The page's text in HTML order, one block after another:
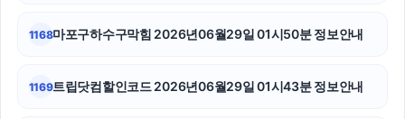
1168마포구하수구막힘 2026년06월29일 01시50분 정보안내
1169트립닷컴할인코드 2026년06월29일 01시43분 정보안내